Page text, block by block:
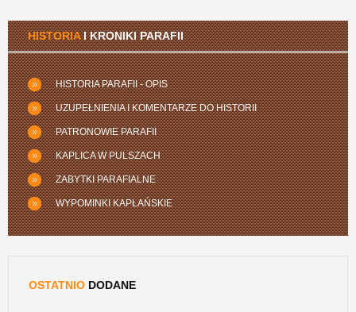
HISTORIAI KRONIKI PARAFII
HISTORIA PARAFII - OPIS
UZUPEŁNIENIA I KOMENTARZE DO HISTORII
PATRONOWIE PARAFII
KAPLICA W PULSZACH
ZABYTKI PARAFIALNE
WYPOMINKI KAPŁAŃSKIE
OSTATNIO DODANE